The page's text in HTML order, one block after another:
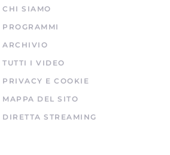
21 Luglio 2026
sotto le Stelle"
Luglio 2026
CHI SIAMO
PROGRAMMI
ARCHIVIO
TUTTI I VIDEO
PRIVACY E COOKIE
MAPPA DEL SITO
DIRETTA STREAMING